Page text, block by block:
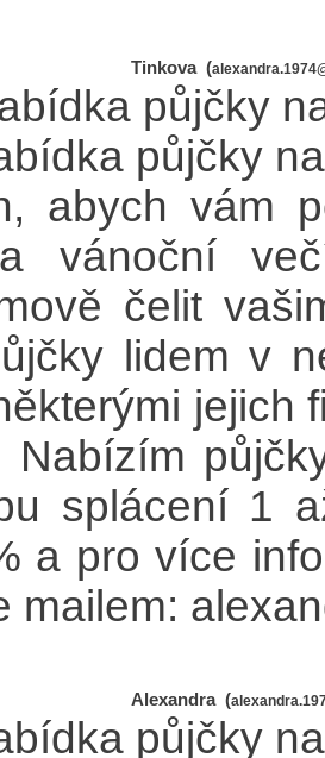
Tinkova (
půjčky
půjčky
abych vám
vánoční
čelit
lidem v
jejich
Nabízím
splácení 1
a pro více
mailem:
Alexandra (
půjčky